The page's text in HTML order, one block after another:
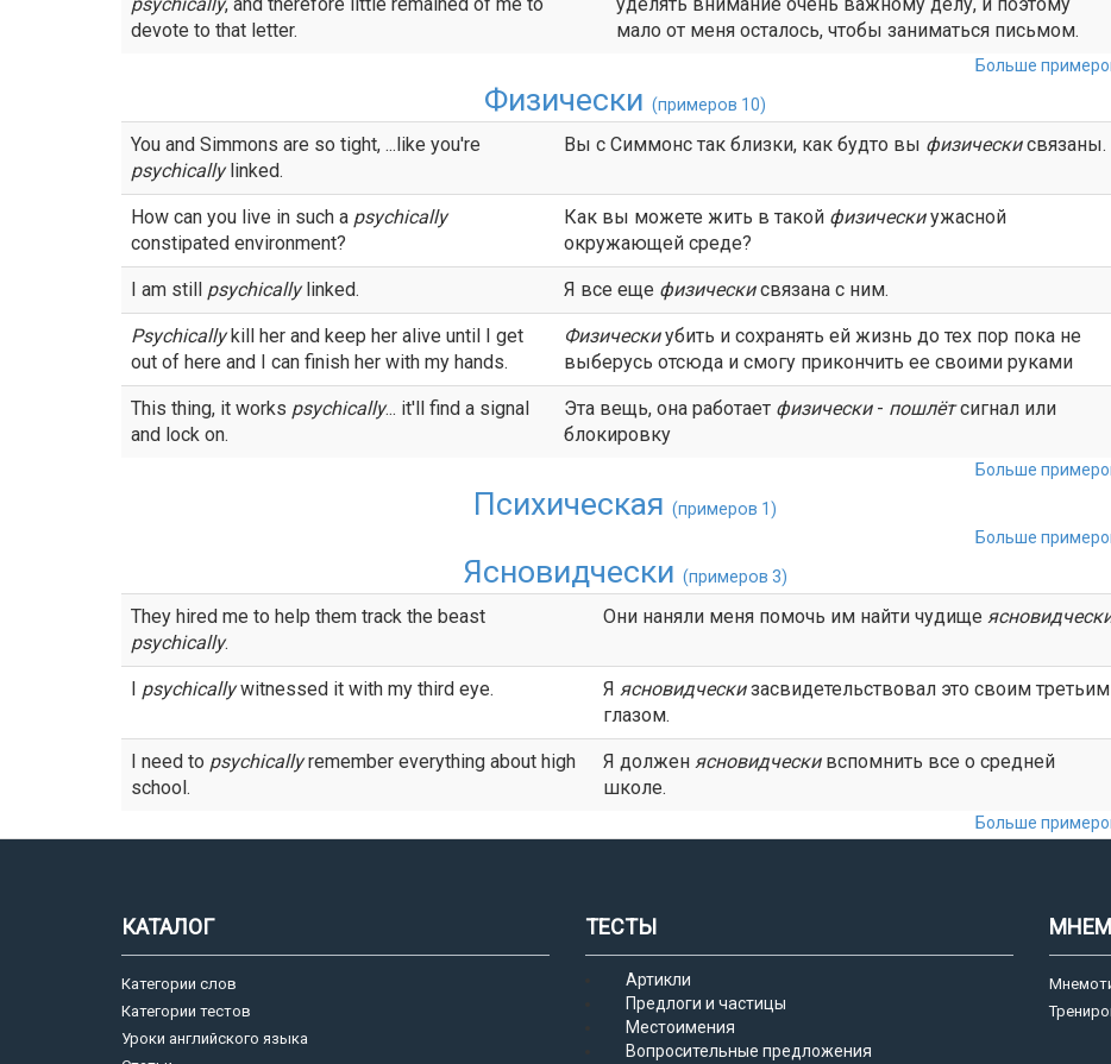
devote to that letter.
мало от меня осталось, чтобы заниматься письмом.
Больше
Физически(примеров 10)
You and Simmons are so tight, ...like you're
psychicallylinked.
Вы с Симмонс так близки, как будто вы физическисвязаны.
How can you live in such a psychically
constipated environment?
Как вы можете жить в такой физическиужасной
окружающей среде?
I am still psychicallylinked. Я все еще физическисвязана с ним.
Psychicallykill her and keep her alive until I get
out of here and I can finish her with my hands.
Физическиубить и сохранять ей жизнь до тех пор пока не
выберусь отсюда и смогу прикончить ее своими руками
This thing, it works psychically... it'll find a signal
and lock on.
Эта вещь, она работает физически- пошлётсигнал или
блокировку
Больше
Психическая(примеров 1)
Больше
Ясновидчески(примеров 3)
They hired me to help them track the beast
psychically.
Они наняли меня помочь им найти чудище
I psychicallywitnessed it with my third eye. Я ясновидческизасвидетельствовал это своим третьим
глазом.
I need to psychicallyremember everything about high
school.
Я должен ясновидческивспомнить все о средней
школе.
Больше
КАТАЛОГ
Категории слов
Категории тестов
Уроки английского языка
ТЕСТЫ
Артикли
Предлоги и частицы
Местоимения
Вопросительные предложения